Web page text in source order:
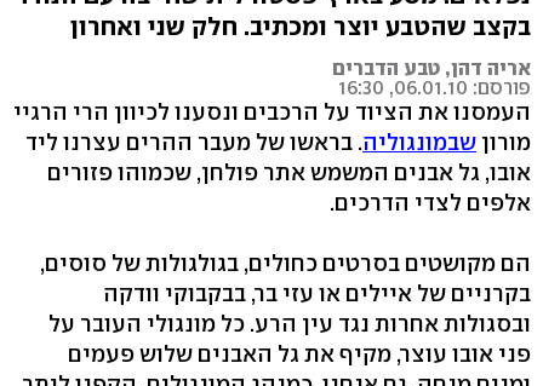
בקצב שהטבע יוצר ומכתיב. חלק שני ואחרון
אריה דהן, טבע הדברים
פורסם: 06.01.10, 16:30
העמסנו את הציוד על הרכבים ונסענו לכיוון הרי הרגיי
מורון שבמונגוליה. בראשו של מעבר ההרים עצרנו ליד
אובו, גל אבנים המשמש אתר פולחן, שכמוהו פזורים
אלפים לצדי הדרכים.
הם מקושטים בסרטים כחולים, בגולגולות של סוסים,
בקרניים של איילים או עזי בר, בבקבוקי וודקה
ובסגולות אחרות נגד עין הרע. כל מונגולי העובר על
פני אובו עוצר, מקיף את גל האבנים שלוש פעמים